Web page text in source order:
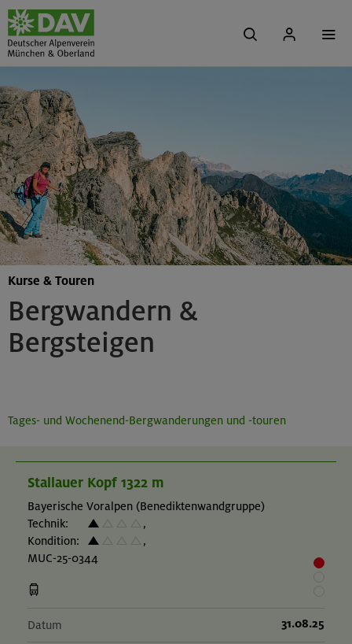
Bergwandern &
Bergsteigen
Kurse & Touren
Tages- und Wochenend-Bergwanderungen und -touren
Stallauer Kopf 1322 m
Bayerische Voralpen (Benediktenwandgruppe)
Technik:
,
Kondition:
,
MUC-25-0344
Datum 31.08.25